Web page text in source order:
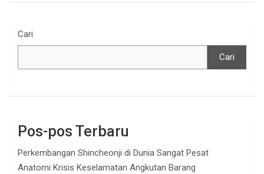
Cari
Cari
Pos-pos Terbaru
Perkembangan Shincheonji di Dunia Sangat Pesat
Anatomi Krisis Keselamatan Angkutan Barang